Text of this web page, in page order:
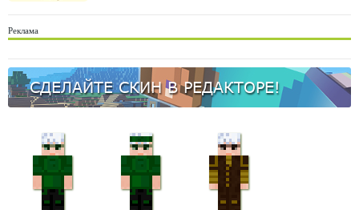
Реклама
СДЕЛАЙТЕ СКИН В РЕДАКТОРЕ!